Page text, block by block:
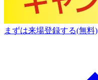
まずは来場登録する(無料)